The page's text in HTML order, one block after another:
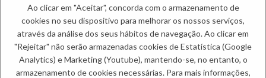
PRODUTOS RELACIONADOS:
NOVO NOVO
Ao clicar em "Aceitar", concorda com o armazenamento de
cookies no seu dispositivo para melhorar os nossos serviços,
através da análise dos seus hábitos de navegação. Ao clicar em
"Rejeitar" não serão armazenadas cookies de Estatística (Google
Analytics) e Marketing (Youtube), mantendo-se, no entanto, o
armazenamento de cookies necessárias. Para mais informações,